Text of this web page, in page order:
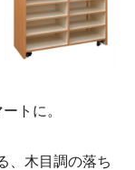
トに。
、木目調の落ち